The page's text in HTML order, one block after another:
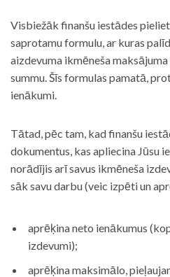
Visbiežāk finanšu iestādes
saprotamu formulu, ar kuras
aizdevuma ikmēneša
summu. Šīs formulas pamatā,
ienākumi.
Tātad, pēc tam, kad finanšu
dokumentus, kas apliecina Jūsu
norādījis arī savus ikmēneša
sāk savu darbu (veic izpēti un
aprēķina neto ienākumus
izdevumi);
aprēķina maksimālo,